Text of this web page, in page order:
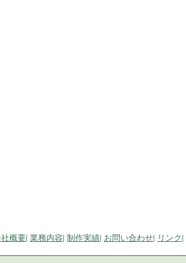
概要| 業務内容| 制作実績| お問い合わせ| リンク|